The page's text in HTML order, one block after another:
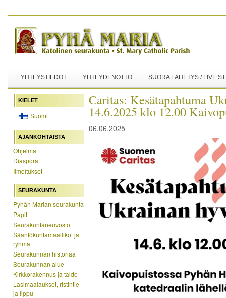
YHTEYSTIEDOT YHTEYDENOTTO SUORA LÄHETYS / LIVE
KIELET
Suomi
AJANKOHTAISTA
Ohjelma
Diaspora
Ilmoitukset
SEURAKUNTA
Pyhän Marian seurakunta
Papit
Seurakuntaneuvosto
Sääntökuntamaallikot ja
ryhmät
Seurakunnan historiaa
Seurakunnan alue
Kirkkorakennus ja taide
Lasimaalaukset, ristintie
ja lippu
Caritas: Kesätapahtuma
14.6.2025 klo 12.00
06.06.2025